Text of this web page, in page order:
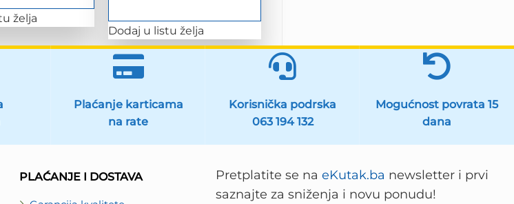
želja
Dodaj u listu želja
Plaćanje karticama
na rate
Korisnička podrska
063 194 132
Mogućnost povrata 15
dana
PLAĆANJE I DOSTAVA Pretplatite se na eKutak.ba newsletter i prvi
saznajte za sniženja i novu ponudu!